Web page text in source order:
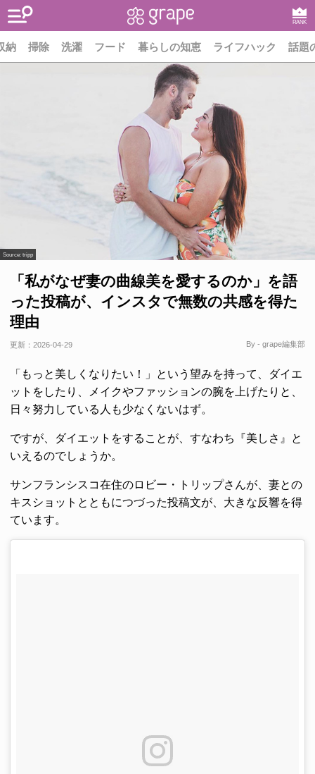
RANK
納 掃除 洗濯 フード 暮らしの知恵 ライフハック 話題
Source: tripp
「私がなぜ妻の曲線美を愛するのか」を語
った投稿が、インスタで無数の共感を得た
理由
更新： 2026-04-29 By - grape編集部
「もっと美しくなりたい！」という望みを持って、ダイエ
ットをしたり、メイクやファッションの腕を上げたりと、
日々努力している人も少なくないはず。
ですが、ダイエットをすることが、すなわち『美しさ』と
いえるのでしょうか。
サンフランシスコ在住のロビー・トリップさんが、妻との
キスショットとともにつづった投稿文が、大きな反響を得
ています。